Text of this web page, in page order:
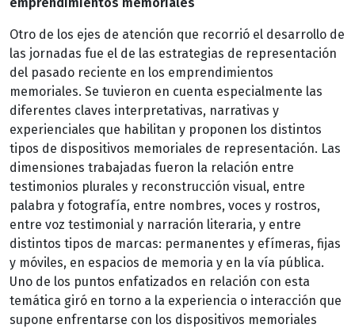
Otro de los ejes de atención que recorrió el desarrollo de
las jornadas fue el de las estrategias de representación
del pasado reciente en los emprendimientos
memoriales. Se tuvieron en cuenta especialmente las
diferentes claves interpretativas, narrativas y
experienciales que habilitan y proponen los distintos
tipos de dispositivos memoriales de representación. Las
dimensiones trabajadas fueron la relación entre
testimonios plurales y reconstrucción visual, entre
palabra y fotografía, entre nombres, voces y rostros,
entre voz testimonial y narración literaria, y entre
distintos tipos de marcas: permanentes y efímeras, fijas
y móviles, en espacios de memoria y en la vía pública.
Uno de los puntos enfatizados en relación con esta
temática giró en torno a la experiencia o interacción que
supone enfrentarse con los dispositivos memoriales